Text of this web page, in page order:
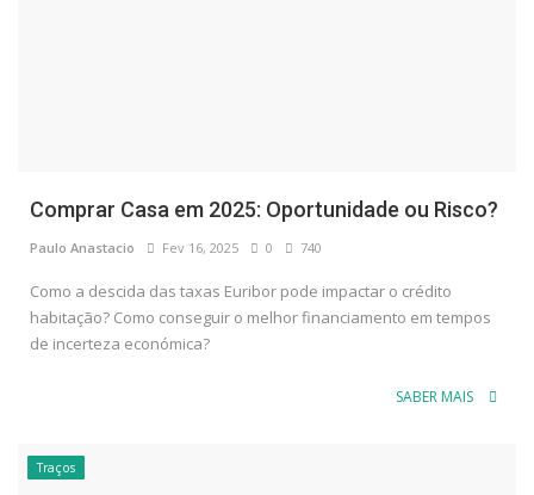
Comprar Casa em 2025: Oportunidade ou Risco?
Paulo Anastacio Fev 16, 2025 0 740
Como a descida das taxas Euribor pode impactar o crédito
habitação? Como conseguir o melhor financiamento em tempos
de incerteza económica?
SABER MAIS
Traços